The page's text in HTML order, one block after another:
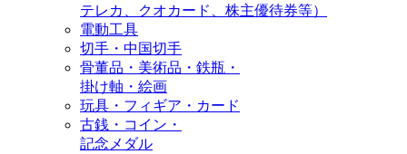
テレカ、クオカード、株主優待券等）
電動工具
切手・中国切手
骨董品・美術品・鉄瓶・
掛け軸・絵画
玩具・フィギア・カード
古銭・コイン・
記念メダル